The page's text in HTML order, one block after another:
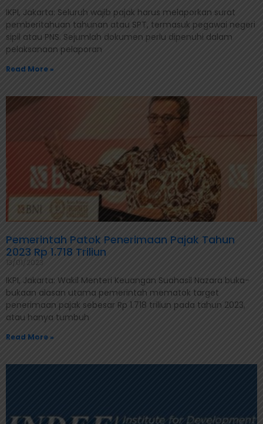
IKPI, Jakarta: Seluruh wajib pajak harus melaporkan surat
pemberitahuan tahunan atau SPT, termasuk pegawai negeri
sipil atau PNS. Sejumlah dokumen perlu dipenuhi dalam
pelaksanaan pelaporan
Read More »
Pemerintah Patok Penerimaan Pajak Tahun
2023 Rp 1.718 Triliun
13/01/2023
IKPI, Jakarta: Wakil Menteri Keuangan Suahasil Nazara buka-
bukaan alasan utama pemerintah mematok target
penerimaan pajak sebesar Rp 1.718 triliun pada tahun 2023,
atau hanya tumbuh
Read More »